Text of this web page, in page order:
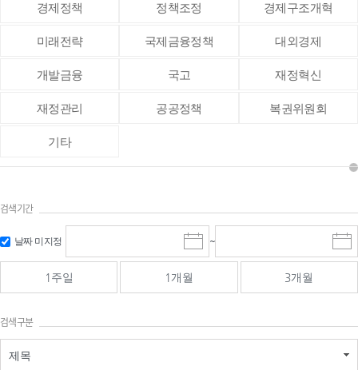
경제정책 정책조정 경제구조개혁
미래전략 국제금융정책 대외경제
개발금융 국고 재정혁신
재정관리 공공정책 복권위원회
기타
검색기간
날짜 미지정
시
작
일
선
~
종
료
선
1주일 1개월 3개월
검색구분
제목